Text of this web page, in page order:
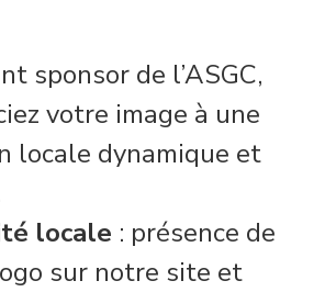
sponsor de l’ASGC,
votre image à une
locale dynamique et
locale : présence de
sur notre site et